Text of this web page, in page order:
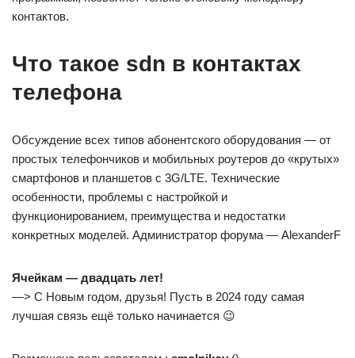
контактов.
Что такое sdn в контактах
телефона
Обсуждение всех типов абонентского оборудования — от
простых телефончиков и мобильных роутеров до «крутых»
смартфонов и планшетов с 3G/LTE. Технические
особенности, проблемы с настройкой и
функционированием, преимущества и недостатки
конкретных моделей. Администратор форума — AlexanderF
Ячейкам — двадцать лет!
—> C Новым годом, друзья! Пусть в 2024 году самая
лучшая связь ещё только начинается 😉